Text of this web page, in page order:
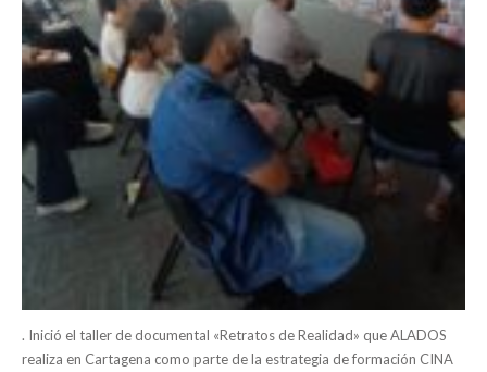
. Inició el taller de documental «Retratos de Realidad» que ALADOS
realiza en Cartagena como parte de la estrategia de formación CINA